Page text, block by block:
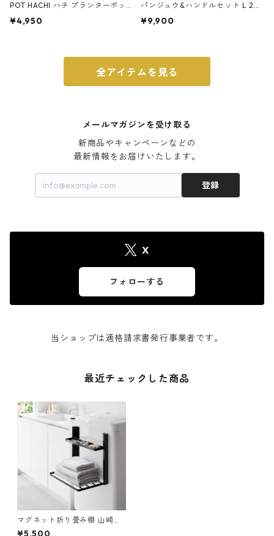
POT HACHI ハチ プランターポッ
ト 3号 ブラック
¥4,950
パンジュウ&ハンドルセット L 24c
m ガス火・IH対応 鉄フライパン
¥9,900
全アイテムを見る
メールマガジンを受け取る
新商品やキャンペーンなどの
最新情報をお届けいたします。
登録
X
フォローする
当ショップは適格請求書発行事業者です。
最近チェックした商品
マグネット折り畳み棚 山崎実
業 tower タワー 洗濯機横マグ
¥5,500